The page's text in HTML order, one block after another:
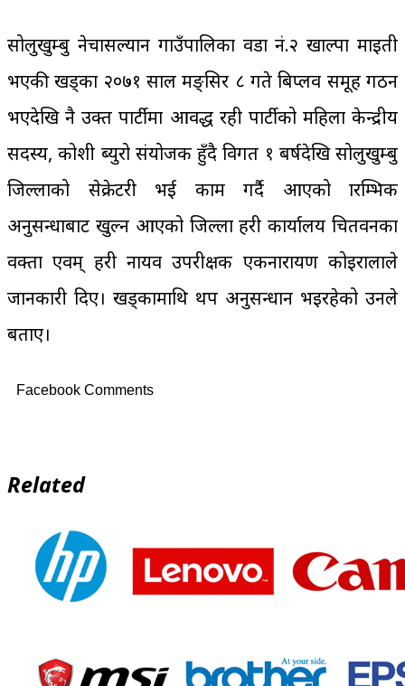
सोलुखुम्बु नेचासल्यान गाउँपालिका वडा नं.२ खाल्पा माइती
भएकी खड्का २०७१ साल मङ्सिर ८ गते बिप्लव समूह गठन
भएदेखि नै उक्त पार्टीमा आवद्ध रही पार्टीको महिला केन्द्रीय
सदस्य, कोशी ब्युरो संयोजक हुँदै विगत १ बर्षदेखि सोलुखुम्बु
जिल्लाको सेक्रेटरी भई काम गर्दै आएको प्रारम्भिक
अनुसन्धाबाट खुल्न आएको जिल्ला प्रहरी कार्यालय चितवनका
प्रवक्ता एवम् प्रहरी नायव उपरीक्षक एकनारायण कोइरालाले
जानकारी दिए। खड्कामाथि थप अनुसन्धान भइरहेको उनले
बताए।
Facebook Comments
Related